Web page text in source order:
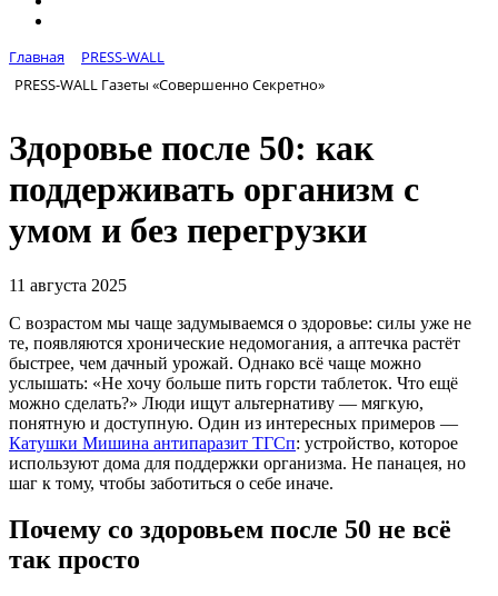
Главная
PRESS-WALL
PRESS-WALL Газеты «Совершенно Секретно»
Здоровье после 50: как
поддерживать организм с
умом и без перегрузки
11 августа 2025
С возрастом мы чаще задумываемся о здоровье: силы уже не
те, появляются хронические недомогания, а аптечка растёт
быстрее, чем дачный урожай. Однако всё чаще можно
услышать: «Не хочу больше пить горсти таблеток. Что ещё
можно сделать?» Люди ищут альтернативу — мягкую,
понятную и доступную. Один из интересных примеров —
Катушки Мишина антипаразит ТГСп: устройство, которое
используют дома для поддержки организма. Не панацея, но
шаг к тому, чтобы заботиться о себе иначе.
Почему со здоровьем после 50 не всё
так просто